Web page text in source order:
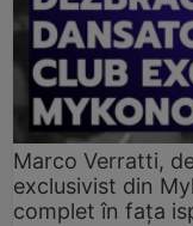
Marco Verratti,
exclusivist din
complet în fața